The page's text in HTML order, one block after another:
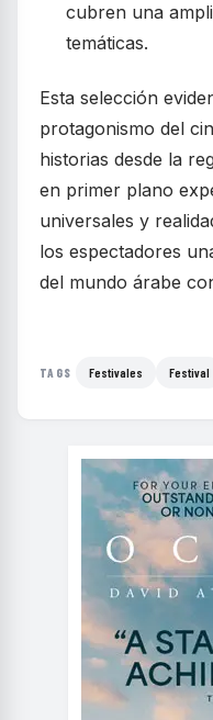
cubren una
temáticas.
Esta selección
protagonismo del
historias desde la
en primer plano
universales y
los espectadores
del mundo árabe
TAGS Festivales Festival